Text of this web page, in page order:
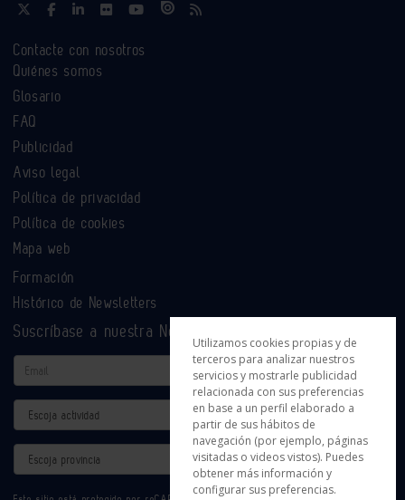
Contacte con nosotros
Quiénes somos
Glosario
FAQ
Publicidad
Aviso legal
Política de privacidad
Política de cookies
Mapa web
Formación
Histórico de Newsletters
Suscríbase a nuestra Newsletter
Email
Actividad
Provincia
Utilizamos cookies propias y de
terceros para analizar nuestros
servicios y mostrarle publicidad
relacionada con sus preferencias
en base a un perfil elaborado a
partir de sus hábitos de
navegación (por ejemplo, páginas
visitadas o videos vistos). Puedes
obtener más información y
configurar sus preferencias.